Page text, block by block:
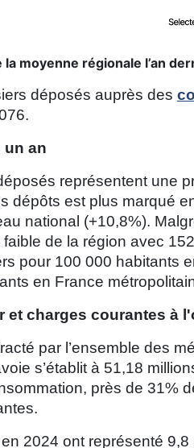
moyenne régionale l’an
déposés auprès des
un an
représentent une
dépôts est plus marqué
national (+10,8%).
de la région avec
pour 100 000 habitants
en France
et charges courantes à
par l’ensemble des
s’établit à 51,18
près de 31%
2024 ont représenté 9,8